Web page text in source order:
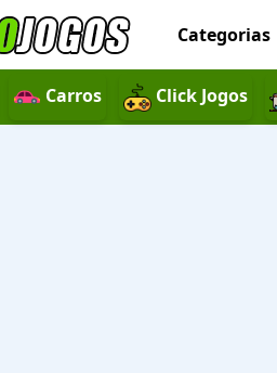
Categorias
Carros Click Jogos